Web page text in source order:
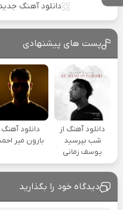
دانلود آهنگ
پست های پیشنهادی
دانلود آهنگ از
شب بپرسید
یوسف زمانی
دانلود آهنگ
بارون میر
دیدگاه خود را بگذارید